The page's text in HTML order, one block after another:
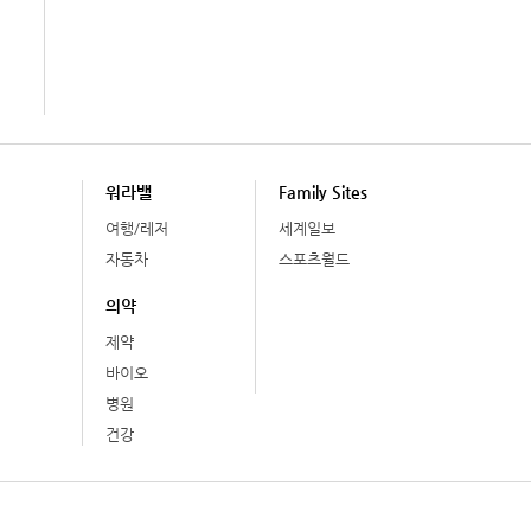
워라밸
여행/레저
자동차
의약
제약
바이오
병원
건강
Family Sites
세계일보
스포츠월드